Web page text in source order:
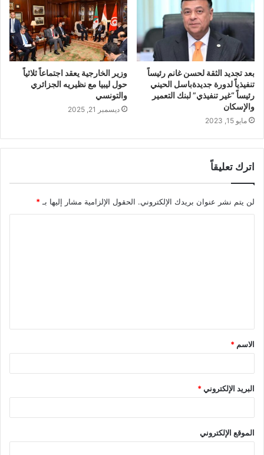
بعد تجديد الثقة لحسن غانم رئيساً
تنفيذياً لدورة جديدةباسل الحيني
رئيساً “غير تنفيذي” لبنك التعمير
والإسكان
مايو 15, 2023
وزير الخارجية يعقد اجتماعاً ثلاثياً
حول ليبيا مع نظيريه الجزائري
والتونسي
ديسمبر 21, 2025
اترك تعليقاً
لن يتم نشر عنوان بريدك الإلكتروني. الحقول الإلزامية مشار إليها بـ*
ق
*
الاسم *
البريد الإلكتروني*
الموقع الإلكتروني